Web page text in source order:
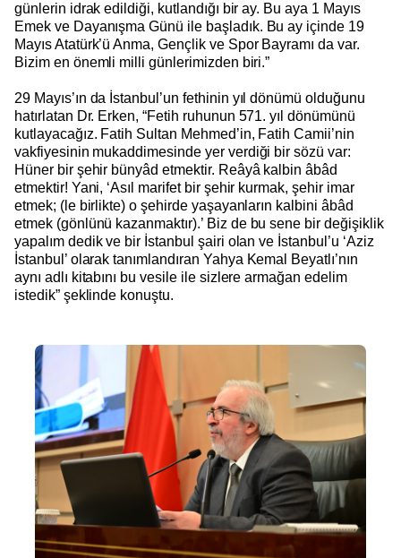
günlerin idrak edildiği, kutlandığı bir ay. Bu aya 1 Mayıs
Emek ve Dayanışma Günü ile başladık. Bu ay içinde 19
Mayıs Atatürk’ü Anma, Gençlik ve Spor Bayramı da var.
Bizim en önemli milli günlerimizden biri.”
29 Mayıs’ın da İstanbul’un fethinin yıl dönümü olduğunu
hatırlatan Dr. Erken, “Fetih ruhunun 571. yıl dönümünü
kutlayacağız. Fatih Sultan Mehmed’in, Fatih Camii’nin
vakfiyesinin mukaddimesinde yer verdiği bir sözü var:
Hüner bir şehir bünyâd etmektir. Reâyâ kalbin âbâd
etmektir! Yani, ‘Asıl marifet bir şehir kurmak, şehir imar
etmek; (le birlikte) o şehirde yaşayanların kalbini âbâd
etmek (gönlünü kazanmaktır).’ Biz de bu sene bir değişiklik
yapalım dedik ve bir İstanbul şairi olan ve İstanbul’u ‘Aziz
İstanbul’ olarak tanımlandıran Yahya Kemal Beyatlı’nın
aynı adlı kitabını bu vesile ile sizlere armağan edelim
istedik” şeklinde konuştu.